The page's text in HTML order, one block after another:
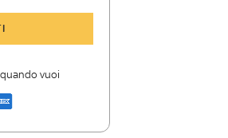
di Sky Sport
vuoi